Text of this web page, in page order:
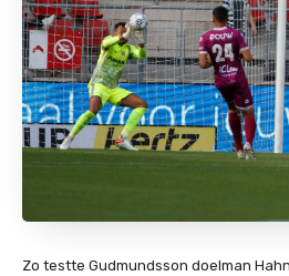
Zo testte Gudmundsson doelman